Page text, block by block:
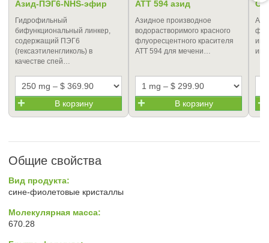
Азид-ПЭГ6-NHS-эфир
Гидрофильный
бифункциональный линкер,
содержащий ПЭГ6
(гексаэтиленгликоль) в
качестве спей…
В корзину
ATT 594 азид
Азидное производное
водорастворимого красного
флуоресцентного красителя
ATT 594 для мечени…
В корзину
Общие свойства
Вид продукта:
сине-фиолетовые кристаллы
Молекулярная масса:
670.28